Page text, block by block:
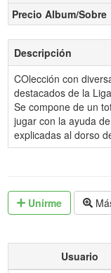
Precio Album/Sobre
Descripción
COlección con
destacados de la
Se compone de un
jugar con la ayuda
explicadas al dorso
Unirme
Usuario